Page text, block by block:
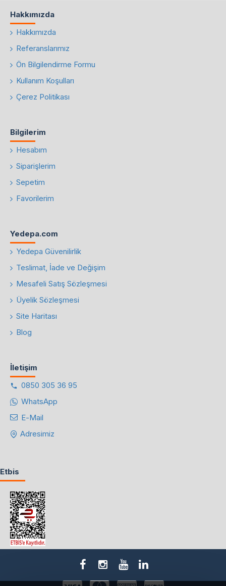
Hakkımızda
Hakkımızda
Referanslarımız
Ön Bilgilendirme Formu
Kullanım Koşulları
Çerez Politikası
Bilgilerim
Hesabım
Siparişlerim
Sepetim
Favorilerim
Yedepa.com
Yedepa Güvenilirlik
Teslimat, İade ve Değişim
Mesafeli Satış Sözleşmesi
Üyelik Sözleşmesi
Site Haritası
Blog
İletişim
0850 305 36 95
WhatsApp
E-Mail
Adresimiz
Etbis